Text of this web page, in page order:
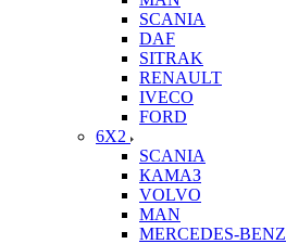
SCANIA
DAF
SITRAK
RENAULT
IVECO
FORD
6X2
SCANIA
КАМАЗ
VOLVO
MAN
MERCEDES-BENZ